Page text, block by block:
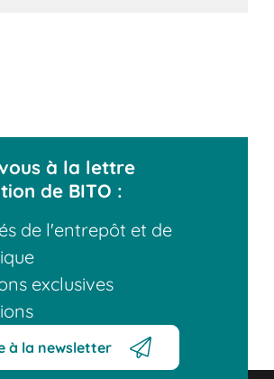
à la lettre
de BITO :
de l'entrepôt et de
exclusives
à la newsletter